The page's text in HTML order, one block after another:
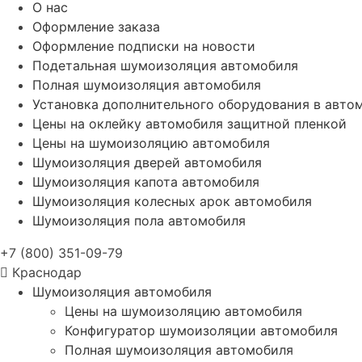
О нас
Оформление заказа
Оформление подписки на новости
Подетальная шумоизоляция автомобиля
Полная шумоизоляция автомобиля
Установка дополнительного оборудования в
Цены на оклейку автомобиля защитной пленкой
Цены на шумоизоляцию автомобиля
Шумоизоляция дверей автомобиля
Шумоизоляция капота автомобиля
Шумоизоляция колесных арок автомобиля
Шумоизоляция пола автомобиля
+7 (800) 351-09-79
Краснодар
Шумоизоляция автомобиля
Цены на шумоизоляцию автомобиля
Конфигуратор шумоизоляции автомобиля
Полная шумоизоляция автомобиля